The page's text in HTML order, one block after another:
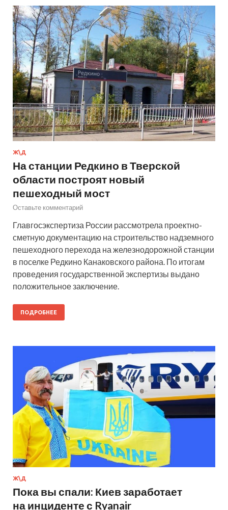
Ж\Д
На станции Редкино в Тверской
области построят новый
пешеходный мост
Оставьте комментарий
Главгосэкспертиза России рассмотрела проектно-
сметную документацию на строительство надземного
пешеходного перехода на железнодорожной станции
в поселке Редкино Канаковского района. По итогам
проведения государственной экспертизы выдано
положительное заключение.
ПОДРОБНЕЕ
Ж\Д
Пока вы спали: Киев заработает
на инциденте с Ryanair